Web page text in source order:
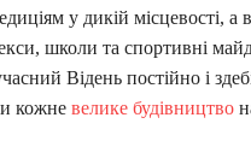
у дикій місцевості, а
школи та спортивні
Відень постійно і
кожне велике будівництво